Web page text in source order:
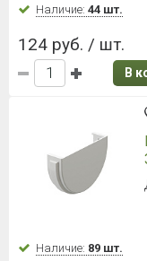
Наличие: 44 шт.
124 руб. / шт.
В
Наличие: 89 шт.